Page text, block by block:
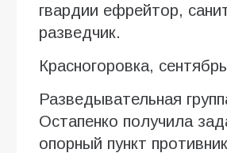
гвардии ефрейтор,
разведчик.
Красногоровка,
Разведывательная
Остапенко получила
опорный пункт